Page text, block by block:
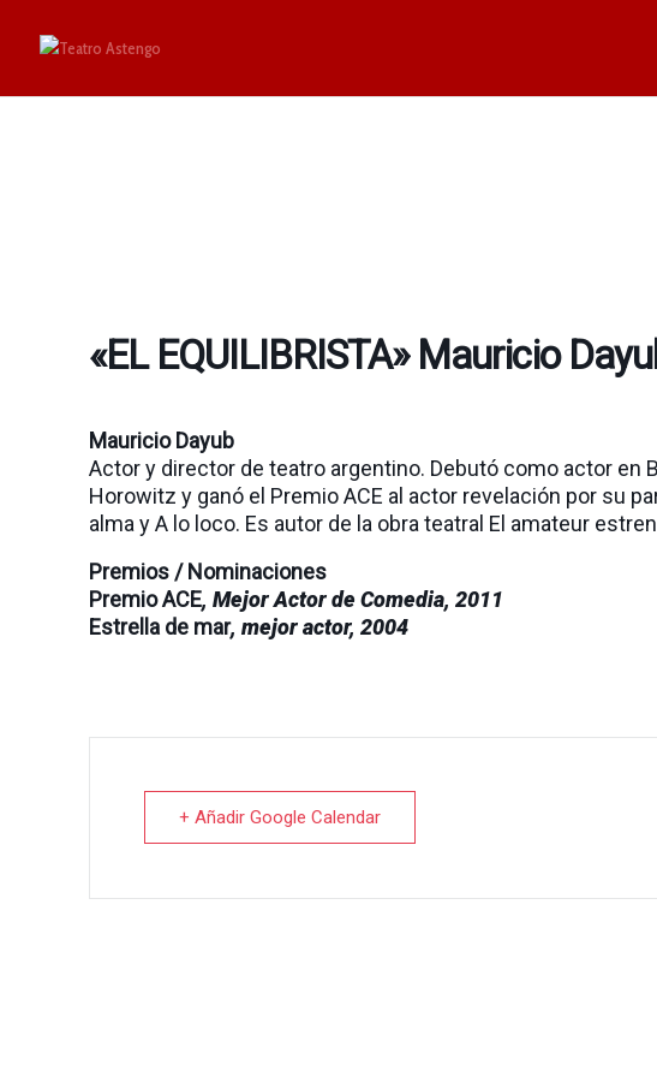
«EL EQUILIBRISTA» Mauricio
Mauricio Dayub
Actor y director de teatro argentino. ​Debutó como actor en
Horowitz y ganó el Premio ACE al actor revelación por su
alma y A lo loco. ​Es autor de la obra teatral El amateur
Premios / Nominaciones
Premio ACE, Mejor Actor de Comedia, 2011
Estrella de mar, mejor actor, 2004
+ Añadir Google Calendar